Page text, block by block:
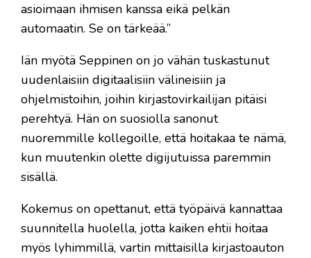
asioimaan ihmisen kanssa eikä pelkän
automaatin. Se on tärkeää.”
Iän myötä Seppinen on jo vähän tuskastunut
uudenlaisiin digitaalisiin välineisiin ja
ohjelmistoihin, joihin kirjastovirkailijan pitäisi
perehtyä. Hän on suosiolla sanonut
nuoremmille kollegoille, että hoitakaa te nämä,
kun muutenkin olette digijutuissa paremmin
sisällä.
Kokemus on opettanut, että työpäivä kannattaa
suunnitella huolella, jotta kaiken ehtii hoitaa
myös lyhimmillä, vartin mittaisilla kirjastoauton